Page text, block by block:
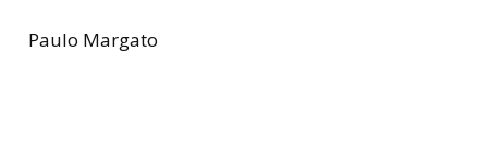
Paulo Margato